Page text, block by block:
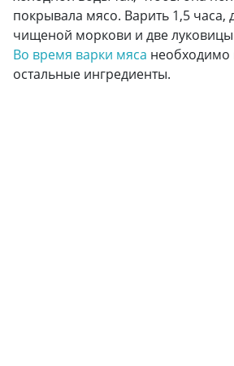
покрывала мясо. Варить 1,5 часа,
чищеной моркови и две
Во время варки мяса необходимо
остальные ингредиенты.